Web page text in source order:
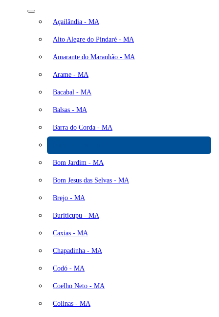
Açailândia - MA
Alto Alegre do Pindaré - MA
Amarante do Maranhão - MA
Arame - MA
Bacabal - MA
Balsas - MA
Barra do Corda - MA
Bom Jardim - MA
Bom Jesus das Selvas - MA
Brejo - MA
Buriticupu - MA
Caxias - MA
Chapadinha - MA
Codó - MA
Coelho Neto - MA
Colinas - MA